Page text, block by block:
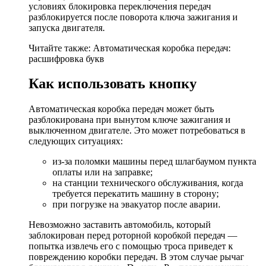
условиях блокировка переключения передач
разблокируется после поворота ключа зажигания и
запуска двигателя.
Читайте также: Автоматическая коробка передач:
расшифровка букв
Как использовать кнопку
Автоматическая коробка передач может быть
разблокирована при вынутом ключе зажигания и
выключенном двигателе. Это может потребоваться в
следующих ситуациях:
из-за поломки машины перед шлагбаумом пункта
оплаты или на заправке;
на станции технического обслуживания, когда
требуется перекатить машину в сторону;
при погрузке на эвакуатор после аварии.
Невозможно заставить автомобиль, который
заблокирован перед роторной коробкой передач —
попытка извлечь его с помощью троса приведет к
повреждению коробки передач. В этом случае рычаг